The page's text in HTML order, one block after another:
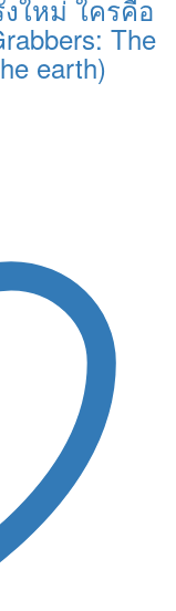
ใหม่ ใครคือ
The
earth)